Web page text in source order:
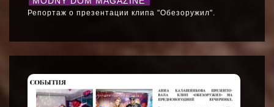
Репортаж о презентации клипа "Обезоружил".